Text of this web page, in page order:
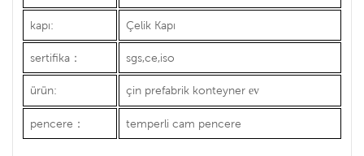
kapı: Çelik Kapı
sertifika ： sgs,ce,iso
ürün: çin prefabrik konteyner ev
pencere ： temperli cam pencere